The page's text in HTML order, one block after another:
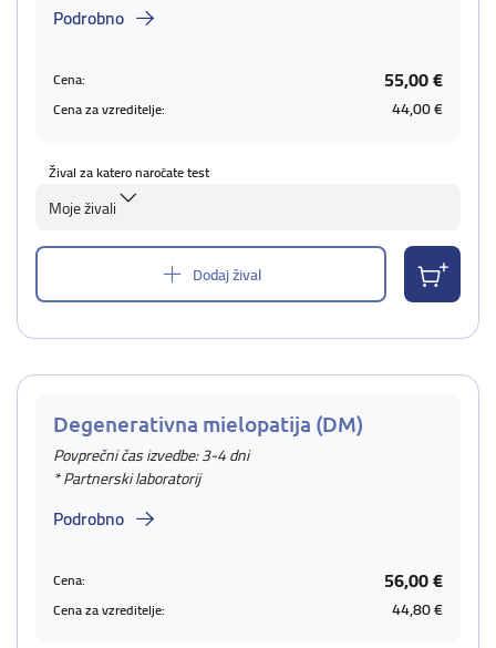
Podrobno
Cena: 55,00 €
Cena za vzreditelje: 44,00 €
Žival za katero naročate test
Moje živali
Dodaj žival
Degenerativna mielopatija (DM)
Povprečni čas izvedbe: 3-4 dni
* Partnerski laboratorij
Podrobno
Cena: 56,00 €
Cena za vzreditelje: 44,80 €